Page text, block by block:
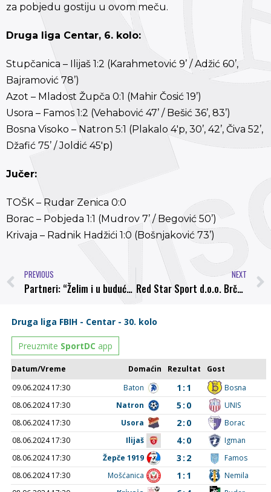
za pobjedu gostiju u ovom meču.
Druga liga Centar, 6. kolo:
Stupčanica – Ilijaš 1:2 (Karahmetović 9’ / Adžić 60’,
Bajramović 78’)
Azot – Mladost Župča 0:1 (Mahir Čosić 19’)
Usora – Famos 1:2 (Vehabović 47’ / Bešić 36’, 83’)
Bosna Visoko – Natron 5:1 (Plakalo 4'p, 30’, 42’, Čiva 52’,
Džafić 75’ / Joldić 45'p)
Jučer:
TOŠK – Rudar Zenica 0:0
Borac – Pobjeda 1:1 (Mudrov 7’ / Begović 50’)
Krivaja – Radnik Hadžići 1:0 (Bošnjaković 73’)
PREVIOUS
Partneri: “Želim i u budućnosti nositi dres FK Sarajevo”
NEXT
Red Star Sport d.o.o. Brčko u posjeti NK Bosna Visoko